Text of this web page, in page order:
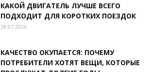
КАКОЙ ДВИГАТЕЛЬ ЛУЧШЕ ВСЕГО
ПОДХОДИТ ДЛЯ КОРОТКИХ ПОЕЗДОК
28.07.2026
КАЧЕСТВО ОКУПАЕТСЯ: ПОЧЕМУ
ПОТРЕБИТЕЛИ ХОТЯТ ВЕЩИ, КОТОРЫЕ